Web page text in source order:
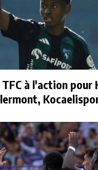
à l'action pour